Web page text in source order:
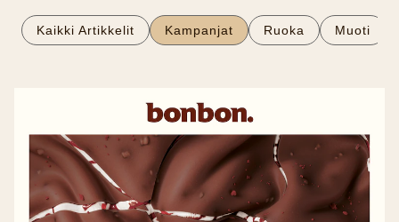
Kaikki Artikkelit Kampanjat Ruoka Muoti